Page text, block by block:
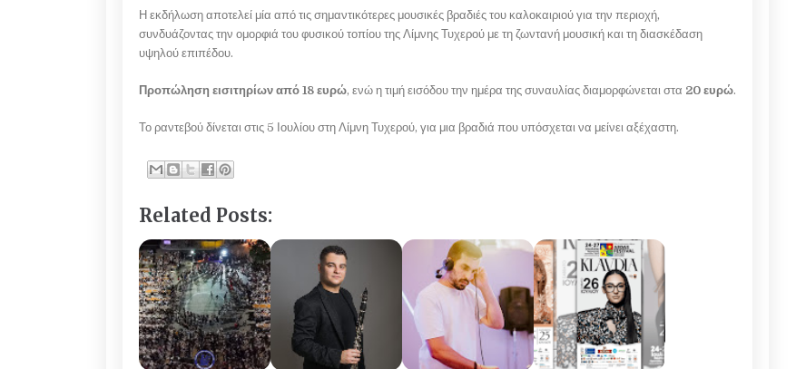
Η εκδήλωση αποτελεί μία από τις σημαντικότερες μουσικές βραδιές του καλοκαιριού για την περιοχή,
συνδυάζοντας την ομορφιά του φυσικού τοπίου της Λίμνης Τυχερού με τη ζωντανή μουσική και τη διασκέδαση
υψηλού επιπέδου.
Προπώληση εισιτηρίων από 18 ευρώ, ενώ η τιμή εισόδου την ημέρα της συναυλίας διαμορφώνεται στα 20 ευρώ.
Το ραντεβού δίνεται στις 5 Ιουλίου στη Λίμνη Τυχερού, για μια βραδιά που υπόσχεται να μείνει αξέχαστη.
Related Posts: